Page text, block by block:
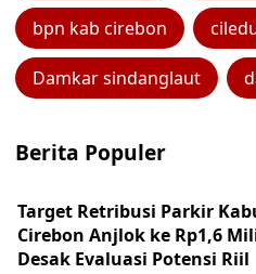
bpn kab cirebon
Damkar sindanglaut
Berita Populer
Target Retribusi Parkir
Cirebon Anjlok ke Rp1,6
Desak Evaluasi Potensi Riil